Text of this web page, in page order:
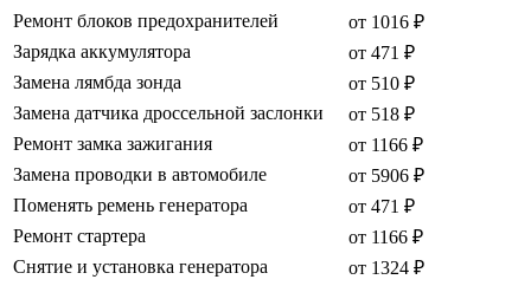
Ремонт блоков предохранителей
от 1016 ₽
Зарядка аккумулятора
от 471 ₽
Замена лямбда зонда
от 510 ₽
Замена датчика дроссельной заслонки
от 518 ₽
Ремонт замка зажигания
от 1166 ₽
Замена проводки в автомобиле
от 5906 ₽
Поменять ремень генератора
от 471 ₽
Ремонт стартера
от 1166 ₽
Снятие и установка генератора
от 1324 ₽